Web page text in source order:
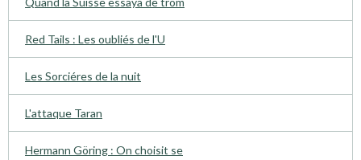
Red Tails : Les oubliés de l'U
Les Sorciéres de la nuit
L'attaque Taran
Hermann Göring : On choisit se